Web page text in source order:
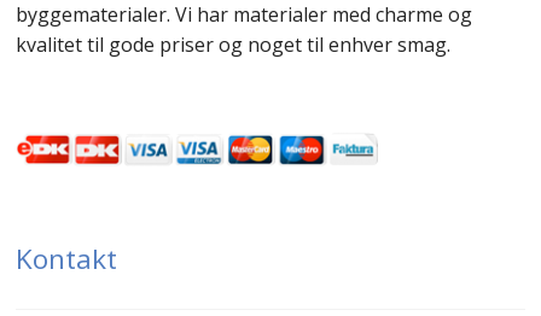
byggematerialer. Vi har materialer med charme og
kvalitet til gode priser og noget til enhver smag.
Kontakt